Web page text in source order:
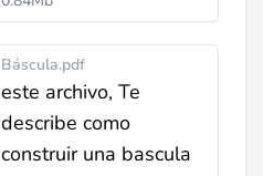
Báscula.pdf
este archivo, Te
describe como
construir una bascula